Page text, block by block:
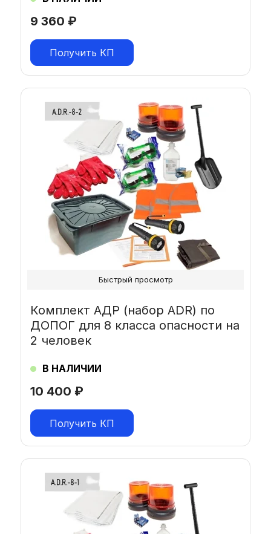
9 360 ₽
Получить КП
10 400 ₽
Комплект АДР (набор ADR) по
ДОПОГ для 8 класса опасности на
2 человек
В НАЛИЧИИ
Получить КП
Быстрый просмотр